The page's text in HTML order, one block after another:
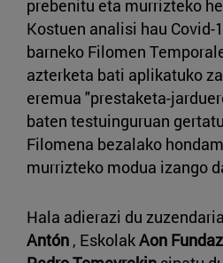
prebenitu eta murrizteko
Kostuen analisi hau Covid-
barneko Filomen
azterketa bati aplikatuko
eremua "prestaketa-
baten testuinguruan
Filomena bezalako
murrizteko modua izango
Hala adierazi du
Antón , EskolakAon